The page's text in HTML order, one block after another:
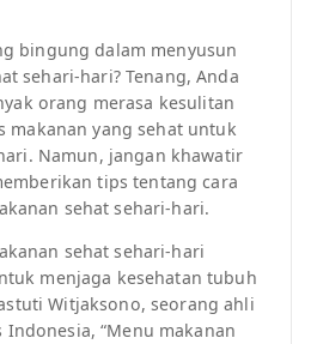
bingung dalam menyusun
sehari-hari? Tenang, Anda
orang merasa kesulitan
makanan yang sehat untuk
Namun, jangan khawatir
tips tentang cara
sehat sehari-hari.
sehat sehari-hari
menjaga kesehatan tubuh
Witjaksono, seorang ahli
“Menu makanan